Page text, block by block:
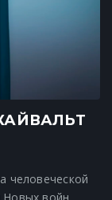
человеческой